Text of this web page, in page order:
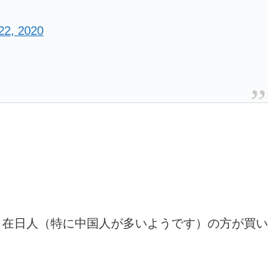
2020
日人（特に中国人が多いようです）の方が買い